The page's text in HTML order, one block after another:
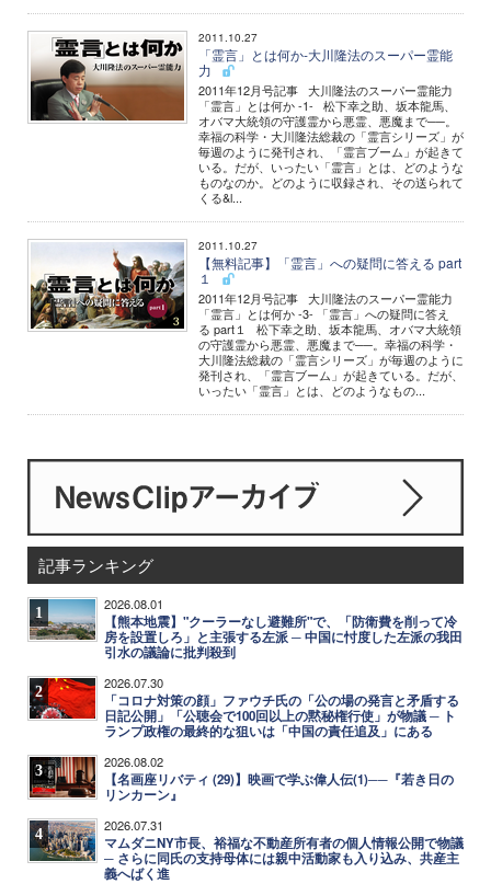
2011.10.27
「霊言」とは何か-大川隆法のスーパー霊能
力
2011年12月号記事 大川隆法のスーパー霊能力
「霊言」とは何か -1- 松下幸之助、坂本龍馬、
オバマ大統領の守護霊から悪霊、悪魔まで──。
幸福の科学・大川隆法総裁の「霊言シリーズ」が
毎週のように発刊され、「霊言ブーム」が起きて
いる。だが、いったい「霊言」とは、どのような
ものなのか。どのように収録され、その送られて
くる&l...
2011.10.27
【無料記事】「霊言」への疑問に答える part
１
2011年12月号記事 大川隆法のスーパー霊能力
「霊言」とは何か -3- 「霊言」への疑問に答え
る part１ 松下幸之助、坂本龍馬、オバマ大統領
の守護霊から悪霊、悪魔まで──。幸福の科学・
大川隆法総裁の「霊言シリーズ」が毎週のように
発刊され、「霊言ブーム」が起きている。だが、
いったい「霊言」とは、どのようなもの...
記事ランキング
1 2026.08.01
【熊本地震】"クーラーなし避難所"で、「防衛費を削って冷
房を設置しろ」と主張する左派 ─ 中国に忖度した左派の我田
引水の議論に批判殺到
2 2026.07.30
「コロナ対策の顔」ファウチ氏の「公の場の発言と矛盾する
日記公開」「公聴会で100回以上の黙秘権行使」が物議 ─ ト
ランプ政権の最終的な狙いは「中国の責任追及」にある
3 2026.08.02
【名画座リバティ (29)】映画で学ぶ偉人伝(1)──『若き日の
リンカーン』
4 2026.07.31
マムダニNY市長、裕福な不動産所有者の個人情報公開で物議
─ さらに同氏の支持母体には親中活動家も入り込み、共産主
義へばく進